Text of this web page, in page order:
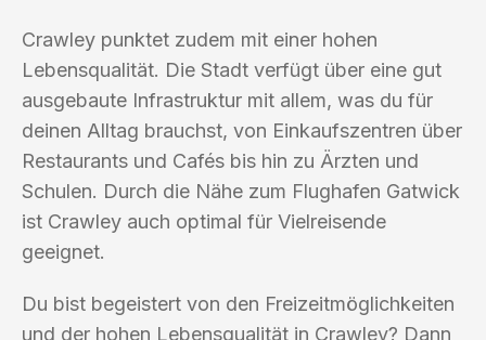
Crawley punktet zudem mit einer hohen
Lebensqualität. Die Stadt verfügt über eine gut
ausgebaute Infrastruktur mit allem, was du für
deinen Alltag brauchst, von Einkaufszentren über
Restaurants und Cafés bis hin zu Ärzten und
Schulen. Durch die Nähe zum Flughafen Gatwick
ist Crawley auch optimal für Vielreisende
geeignet.
Du bist begeistert von den Freizeitmöglichkeiten
und der hohen Lebensqualität in Crawley? Dann